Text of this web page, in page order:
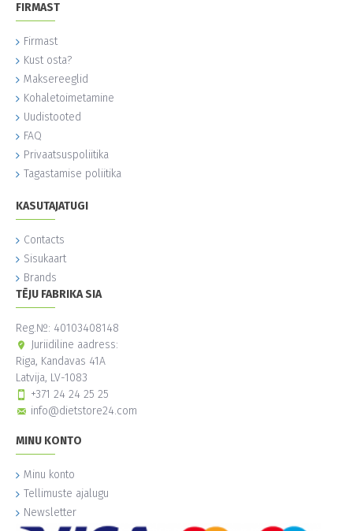
FIRMAST
Firmast
Kust osta?
Maksereeglid
Kohaletoimetamine
Uudistooted
FAQ
Privaatsuspoliitika
Tagastamise poliitika
KASUTAJATUGI
Contacts
Sisukaart
Brands
TĒJU FABRIKA SIA
Reg.№: 40103408148
Juriidiline aadress:
Riga, Kandavas 41A
Latvija, LV-1083
+371 24 24 25 25
info@dietstore24.com
MINU KONTO
Minu konto
Tellimuste ajalugu
Newsletter